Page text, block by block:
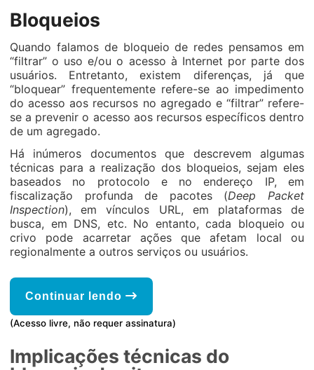
Bloqueios
Quando falamos de bloqueio de redes pensamos em
“filtrar” o uso e/ou o acesso à Internet por parte dos
usuários. Entretanto, existem diferenças, já que
“bloquear” frequentemente refere-se ao impedimento
do acesso aos recursos no agregado e “filtrar” refere-
se a prevenir o acesso aos recursos específicos dentro
de um agregado.
Há inúmeros documentos que descrevem algumas
técnicas para a realização dos bloqueios, sejam eles
baseados no protocolo e no endereço IP, em
fiscalização profunda de pacotes (Deep Packet
Inspection), em vínculos URL, em plataformas de
busca, em DNS, etc. No entanto, cada bloqueio ou
crivo pode acarretar ações que afetam local ou
regionalmente a outros serviços ou usuários.
Continuar lendo
(Acesso livre, não requer assinatura)
Implicações técnicas do